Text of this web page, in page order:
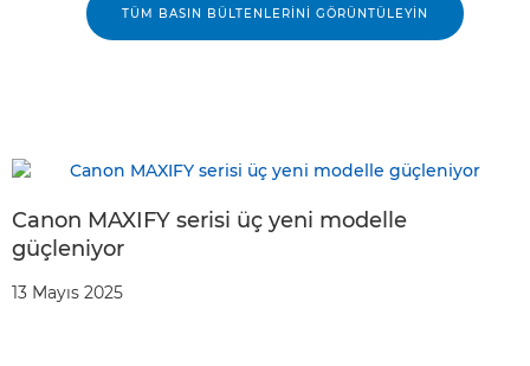
Halkla İlişkiler Sorumluları
TÜM BASIN BÜLTENLERİNİ GÖRÜNTÜLEYİN
Canon MAXIFY serisi üç yeni modelle
güçleniyor
13 Mayıs 2025